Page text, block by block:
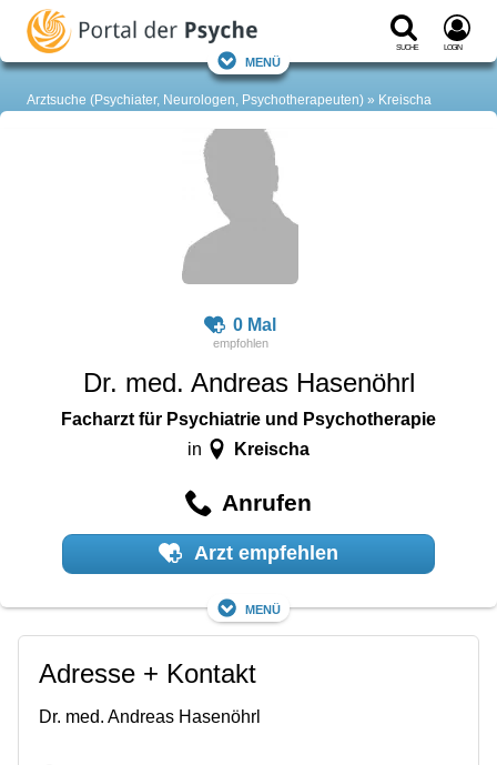
Suche Login
Menü
Arztsuche (Psychiater, Neurologen, Psychotherapeuten) Kreischa
0 Mal
Dr. med. Andreas Hasenöhrl
Facharzt für Psychiatrie und Psychotherapie
in Kreischa
Anrufen
Arzt empfehlen
Menü
Adresse + Kontakt
Dr. med. Andreas Hasenöhrl